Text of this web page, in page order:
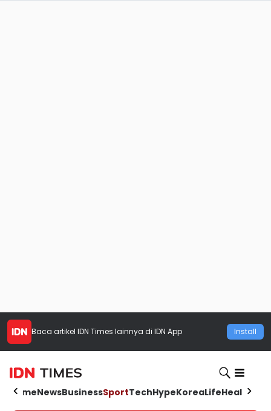
Baca artikel IDN Times lainnya di IDN App Install
HomeNewsBusinessSportTechHypeKoreaLifeHealth